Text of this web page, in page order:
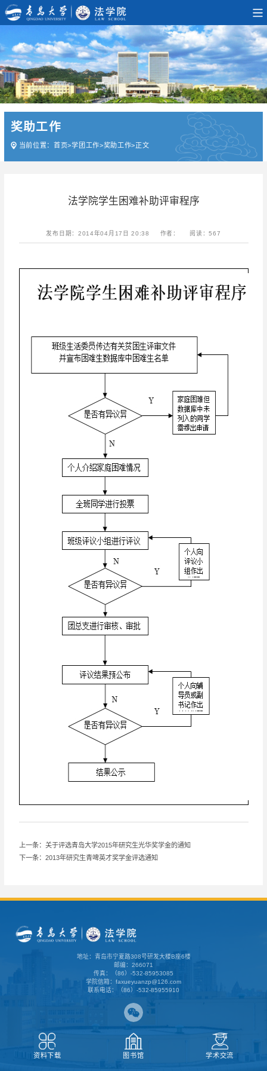
奖助工作
当前位置： 首页>学团工作>奖助工作> 正文
法学院学生困难补助评审程序
发布日期：2014年04月17日 20:38 作者： 阅读：567
上一条：关于评选青岛大学2015年研究生光华奖学金的通知
下一条：2013年研究生青啤英才奖学金评选通知
地址：青岛市宁夏路308号研发大楼B座6楼
邮编：266071
传真：（86）-532-85953085
学院信箱：faxueyuanzp@126.com
联系电话：（86）-532-85955910
资料下载 图书馆 学术交流